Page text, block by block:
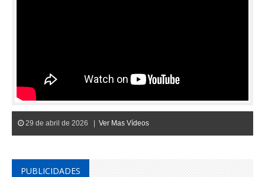
29 de abril de 2026 | Ver Mas Vídeos
PUBLICIDADES